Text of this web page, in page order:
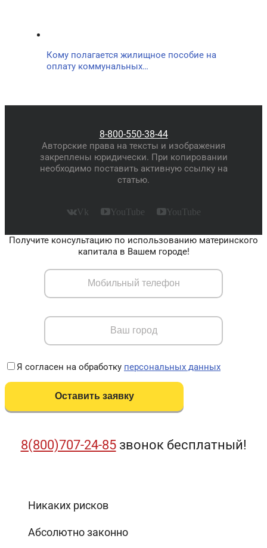
Кому полагается жилищное пособие на
оплату коммунальных…
8-800-550-38-44
Авторские права на тексты и изображения
закреплены юридически. При копировании
необходимо поставить активную ссылку на
статью.
Vk YouTube YouTube
Получите консультацию по использованию материнского
капитала в Вашем городе!
Я согласен на обработку персональных данных
8(800)707-24-85звонок бесплатный!
Никаких рисков
Абсолютно законно